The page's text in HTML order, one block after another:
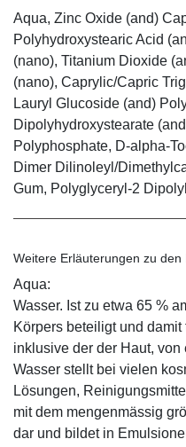
Aqua, Zinc Oxide (and)
Polyhydroxystearic Acid
(nano), Titanium Dioxide
(nano), Caprylic/Capric
Lauryl Glucoside (and)
Dipolyhydroxystearate
Polyphosphate, D-alpha-
Dimer Dilinoleyl/
Gum, Polyglyceryl-2
Weitere Erläuterungen zu den
Aqua:
Wasser. Ist zu etwa 65 %
Körpers beteiligt und
inklusive der der Haut,
Wasser stellt bei vielen
Lösungen,
mit dem mengenmässig
dar und bildet in